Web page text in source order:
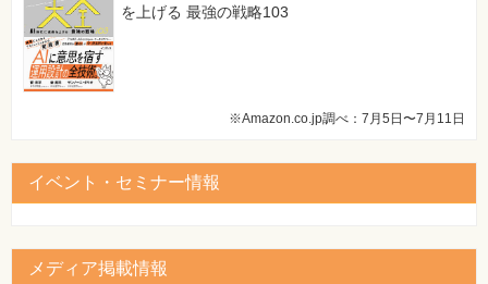
を上げる 最強の戦略103
※Amazon.co.jp調べ：7月5日〜7月11日
イベント・セミナー情報
メディア掲載情報